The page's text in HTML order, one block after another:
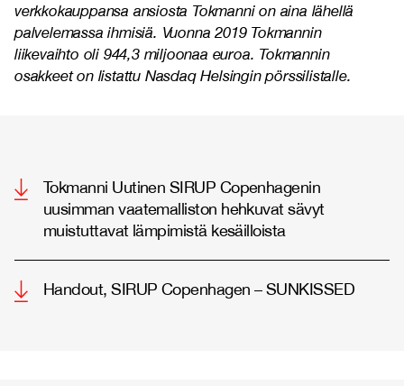
verkkokauppansa ansiosta Tokmanni on aina lähellä
palvelemassa ihmisiä. Vuonna 2019 Tokmannin
liikevaihto oli 944,3 miljoonaa euroa. Tokmannin
osakkeet on listattu Nasdaq Helsingin pörssilistalle.
Tokmanni Uutinen SIRUP Copenhagenin
uusimman vaatemalliston hehkuvat sävyt
muistuttavat lämpimistä kesäilloista
Handout, SIRUP Copenhagen – SUNKISSED